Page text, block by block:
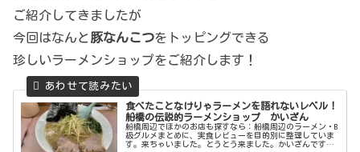
ご紹介してきましたが
今回はなんと 豚なんこつをトッピングできる
珍しいラーメンショップをご紹介します！
食べたことなけりゃラーメンを語れないレベル！
船橋の伝説的ラーメンショップ かいざん
船橋周辺でほかのお店も探すなら：船橋周辺のラーメン・B
級グルメまとめに、実食レビューを目的別に整理していま
す。来ちゃいました。とうとう来ました。かいざんです。